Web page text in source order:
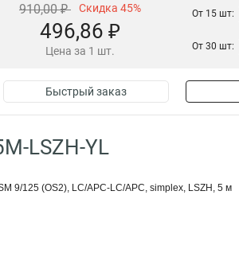
910,00 ₽ Скидка 45%
496,86 ₽
Цена за 1 шт.
От 15 шт:
От 30 шт:
Быстрый заказ
LSZH-YL
9/125 (OS2), LC/APC-LC/APC, simplex, LSZH, 5 м